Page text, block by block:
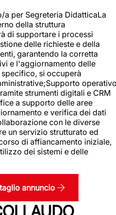
per Segreteria DidatticaLa
della struttura
di supportare i processi
delle richieste e della
garantendo la corretta
e l'aggiornamento delle
si occuperà
strumenti digitali e CRM
a supporto delle aree
e verifica dei dati
con le diverse
un servizio strutturato ed
di affiancamento iniziale,
dei sistemi e delle
annuncio